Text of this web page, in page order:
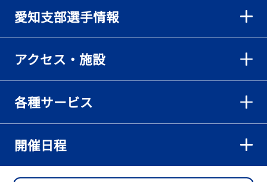
愛知支部選手情報
アクセス・施設
各種サービス
開催日程